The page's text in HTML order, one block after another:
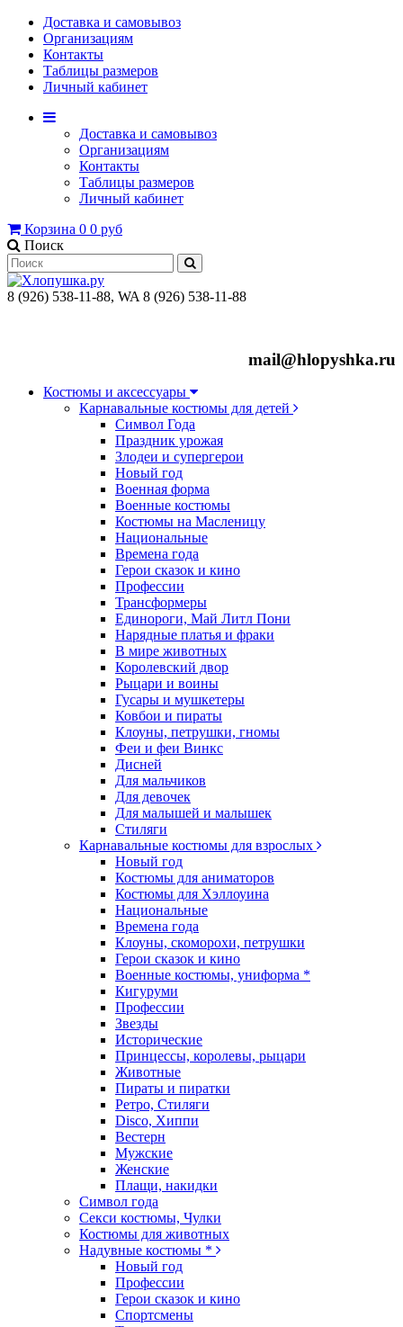
Доставка и самовывоз
Организациям
Контакты
Таблицы размеров
Личный кабинет
Доставка и самовывоз
Организациям
Контакты
Таблицы размеров
Личный кабинет
Корзина 0 0 руб
Поиск
8 (926) 538-11-88, WA 8 (926) 538-11-88
mail@hlopyshka.ru
Костюмы и аксессуары
Карнавальные костюмы для детей
Символ Года
Праздник урожая
Злодеи и супергерои
Новый год
Военная форма
Военные костюмы
Костюмы на Масленицу
Национальные
Времена года
Герои сказок и кино
Профессии
Трансформеры
Единороги, Май Литл Пони
Нарядные платья и фраки
В мире животных
Королевский двор
Рыцари и воины
Гусары и мушкетеры
Ковбои и пираты
Клоуны, петрушки, гномы
Феи и феи Винкс
Дисней
Для мальчиков
Для девочек
Для малышей и малышек
Стиляги
Карнавальные костюмы для взрослых
Новый год
Костюмы для аниматоров
Костюмы для Хэллоуина
Национальные
Времена года
Клоуны, скоморохи, петрушки
Герои сказок и кино
Военные костюмы, униформа *
Кигуруми
Профессии
Звезды
Исторические
Принцессы, королевы, рыцари
Животные
Пираты и пиратки
Ретро, Стиляги
Disco, Хиппи
Вестерн
Мужские
Женские
Плащи, накидки
Символ года
Секси костюмы, Чулки
Костюмы для животных
Надувные костюмы *
Новый год
Профессии
Герои сказок и кино
Спортсмены